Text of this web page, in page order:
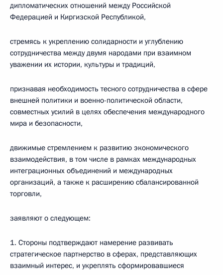
дипломатических отношений между Российской
Федерацией и Киргизской Республикой,
стремясь к укреплению солидарности и углублению
сотрудничества между двумя народами при взаимном
уважении их истории, культуры и традиций,
признавая необходимость тесного сотрудничества в сфере
внешней политики и военно-политической области,
совместных усилий в целях обеспечения международного
мира и безопасности,
движимые стремлением к развитию экономического
взаимодействия, в том числе в рамках международных
интеграционных объединений и международных
организаций, а также к расширению сбалансированной
торговли,
заявляют о следующем:
1. Стороны подтверждают намерение развивать
стратегическое партнерство в сферах, представляющих
взаимный интерес, и укреплять сформировавшиеся